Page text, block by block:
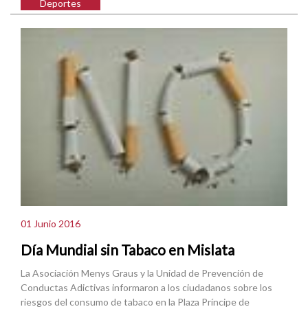
Deportes
01 Junio 2016
Día Mundial sin Tabaco en Mislata
La Asociación Menys Graus y la Unidad de Prevención de
Conductas Adictivas informaron a los ciudadanos sobre los
riesgos del consumo de tabaco en la Plaza Príncipe de